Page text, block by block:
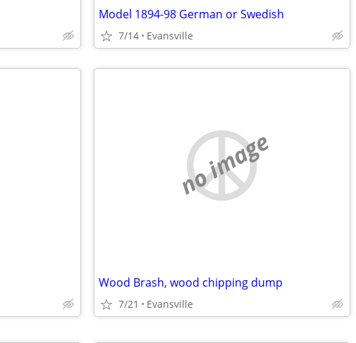
Model 1894-98 German or Swedish
7/14 Evansville
no image
Wood Brash, wood chipping dump
7/21 Evansville